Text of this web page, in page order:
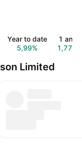
Year to date
5,99%
1 ano
1,77%
Limited